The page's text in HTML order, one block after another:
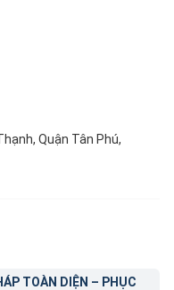
Quận Tân Phú,
TOÀN DIỆN – PHỤC